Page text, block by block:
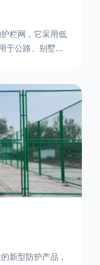
栏网，它采用低
于公路、别墅小
如下：先固定
在此色谱柱
然后将其拧紧，
装牢固美观，不
新型防护产品，